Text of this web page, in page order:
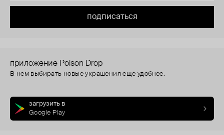
подписаться
приложение Poison Drop
В нем выбирать новые украшения еще удобнее.
загрузить в
Google Play